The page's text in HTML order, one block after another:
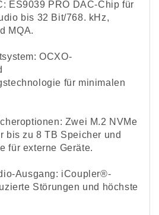
ES9039 PRO DAC-Chip für
bis 32 Bit/768. kHz,
MQA.
OCXO-
für minimalen
Zwei M.2 NVMe
bis zu 8 TB Speicher und
für externe Geräte.
Ausgang: iCoupler®-
Störungen und höchste